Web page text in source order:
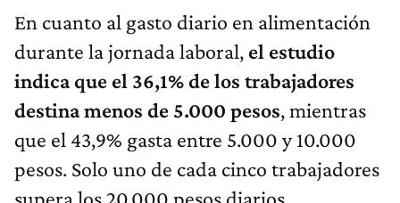
En cuanto al gasto diario en alimentación
durante la jornada laboral, el estudio
indica que el 36,1% de los trabajadores
destina menos de 5.000 pesos, mientras
que el 43,9% gasta entre 5.000 y 10.000
pesos. Solo uno de cada cinco trabajadores